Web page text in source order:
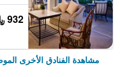
932 ﷼
مشاهدة الفنادق الأخرى